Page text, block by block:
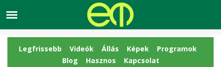
Legfrissebb Videók Állás Képek
Programok
Blog
Hasznos Kapcsolat